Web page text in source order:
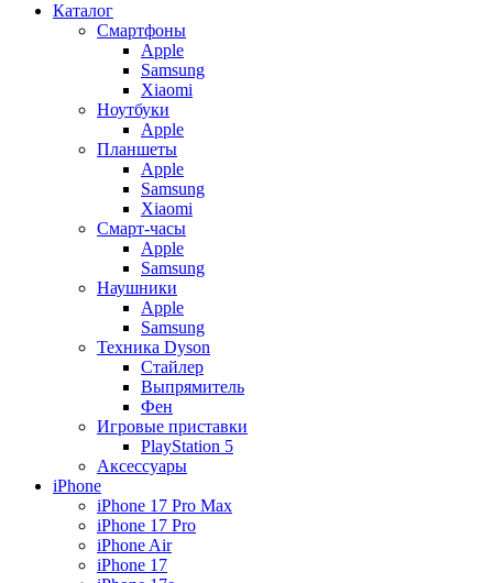
Каталог
Смартфоны
Apple
Samsung
Xiaomi
Ноутбуки
Apple
Планшеты
Apple
Samsung
Xiaomi
Смарт-часы
Apple
Samsung
Наушники
Apple
Samsung
Техника Dyson
Стайлер
Выпрямитель
Фен
Игровые приставки
PlayStation 5
Аксессуары
iPhone
iPhone 17 Pro Max
iPhone 17 Pro
iPhone Air
iPhone 17